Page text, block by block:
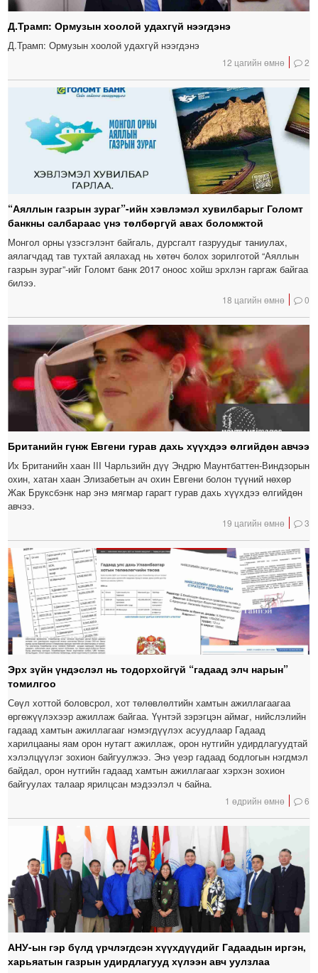
Д.Трамп: Ормузын хоолой удахгүй нээгдэнэ
Д.Трамп: Ормузын хоолой удахгүй нээгдэнэ
12 цагийн өмнө 2
“Аяллын газрын зураг”-ийн хэвлэмэл хувилбарыг Голомт
банкны салбараас үнэ төлбөргүй авах боломжтой
Монгол орны үзэсгэлэнт байгаль, дурсгалт газруудыг таниулах,
аялагчдад тав тухтай аялахад нь хөтөч болох зорилготой “Аяллын
газрын зураг”-ийг Голомт банк 2017 оноос хойш эрхлэн гаргаж байгаа
билээ.
18 цагийн өмнө 0
Британийн гүнж Евгени гурав дахь хүүхдээ өлгийдөн авчээ
Их Британийн хаан III Чарльзийн дүү Эндрю Маунтбаттен-Виндзорын
охин, хатан хаан Элизабетын ач охин Евгени болон түүний нөхөр
Жак Бруксбэнк нар энэ мягмар гарагт гурав дахь хүүхдээ өлгийдөн
авчээ.
19 цагийн өмнө 3
Эрх зүйн үндэслэл нь тодорхойгүй “гадаад элч нарын”
томилгоо
Сөүл хоттой боловсрол, хот төлөвлөлтийн хамтын ажиллагаагаа
өргөжүүлэхээр ажиллаж байгаа. Үүнтэй зэрэгцэн аймаг, нийслэлийн
гадаад хамтын ажиллагааг нэмэгдүүлэх асуудлаар Гадаад
харилцааны яам орон нутагт ажиллаж, орон нутгийн удирдлагуудтай
хэлэлцүүлэг зохион байгуулжээ. Энэ үеэр гадаад бодлогын нэгдмэл
байдал, орон нутгийн гадаад хамтын ажиллагааг хэрхэн зохион
байгуулах талаар ярилцсан мэдээлэл ч байна.
1 өдрийн өмнө 6
АНУ-ын гэр бүлд үрчлэгдсэн хүүхдүүдийг Гадаадын иргэн,
харьяатын газрын удирдлагууд хүлээн авч уулзлаа